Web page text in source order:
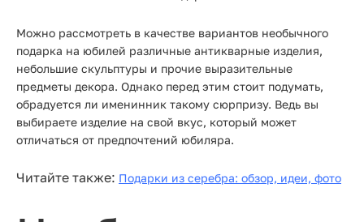
Можно рассмотреть в качестве вариантов необычного
подарка на юбилей различные антикварные изделия,
небольшие скульптуры и прочие выразительные
предметы декора. Однако перед этим стоит подумать,
обрадуется ли именинник такому сюрпризу. Ведь вы
выбираете изделие на свой вкус, который может
отличаться от предпочтений юбиляра.
Читайте также: Подарки из серебра: обзор, идеи, фото